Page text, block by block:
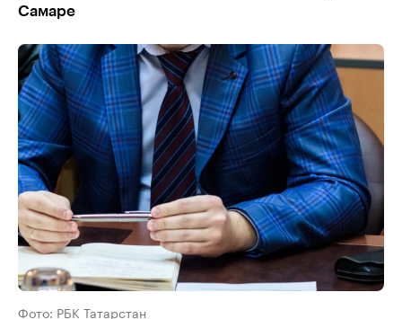
Самаре
Фото: РБК Татарстан